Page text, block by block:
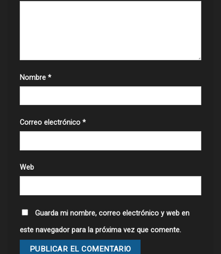
Nombre *
Correo electrónico *
Web
Guarda mi nombre, correo electrónico y web en
este navegador para la próxima vez que comente.